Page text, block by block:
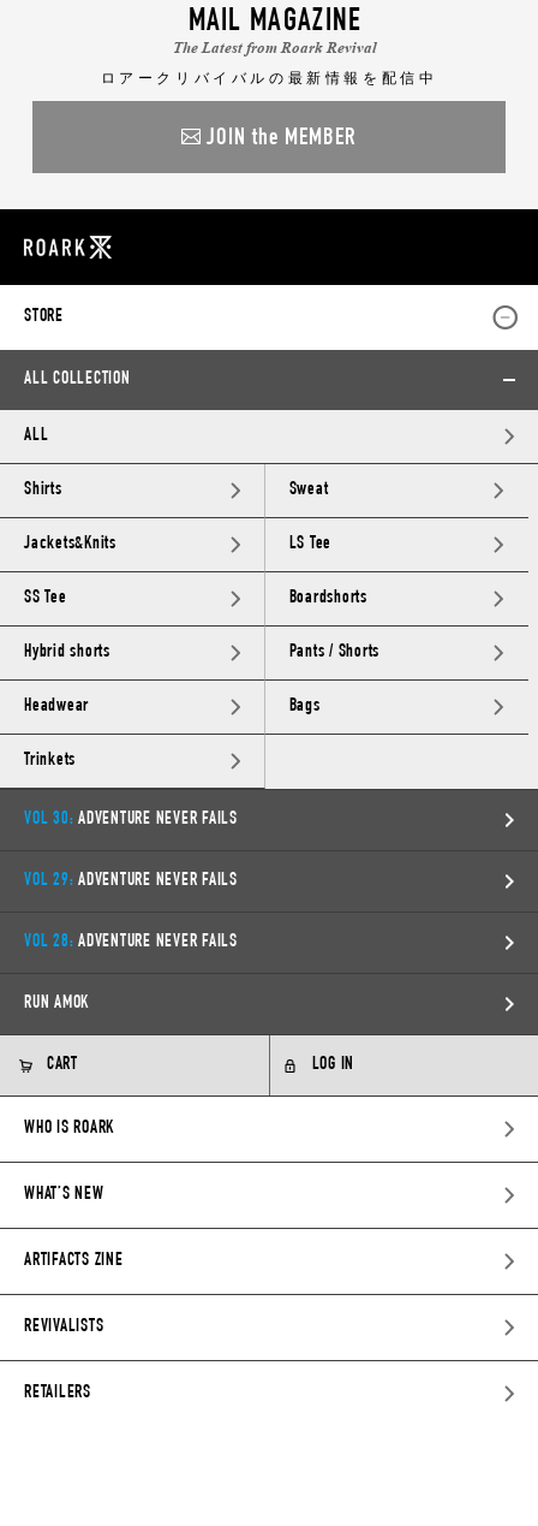
MAIL MAGAZINE
The Latest from Roark Revival
ロアークリバイバルの最新情報を配信中
JOIN the MEMBER
STORE
ALL COLLECTION
ALL
Shirts Sweat
Jackets&Knits LS Tee
SS Tee Boardshorts
Hybrid shorts Pants / Shorts
Headwear Bags
Trinkets
VOL 30: ADVENTURE NEVER FAILS
VOL 29: ADVENTURE NEVER FAILS
VOL 28: ADVENTURE NEVER FAILS
RUN AMOK
CART LOG IN
WHO IS ROARK
WHAT’S NEW
ARTIFACTS ZINE
REVIVALISTS
RETAILERS